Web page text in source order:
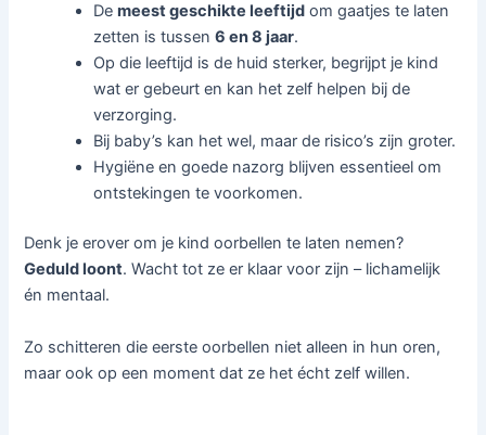
Demeest geschikte leeftijd om gaatjes te laten
zetten is tussen6 en 8 jaar.
Op die leeftijd is de huid sterker, begrijpt je kind
wat er gebeurt en kan het zelf helpen bij de
verzorging.
Bij baby’s kan het wel, maar de risico’s zijn groter.
Hygiëne en goede nazorg blijven essentieel om
ontstekingen te voorkomen.
Denk je erover om je kind oorbellen te laten nemen?
Geduld loont. Wacht tot ze er klaar voor zijn – lichamelijk
én mentaal.
Zo schitteren die eerste oorbellen niet alleen in hun oren,
maar ook op een moment dat ze het écht zelf willen.